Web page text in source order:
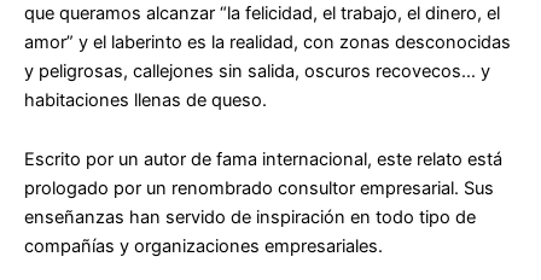
que queramos alcanzar “la felicidad, el trabajo, el dinero, el
amor” y el laberinto es la realidad, con zonas desconocidas
y peligrosas, callejones sin salida, oscuros recovecos… y
habitaciones llenas de queso.
Escrito por un autor de fama internacional, este relato está
prologado por un renombrado consultor empresarial. Sus
enseñanzas han servido de inspiración en todo tipo de
compañías y organizaciones empresariales.